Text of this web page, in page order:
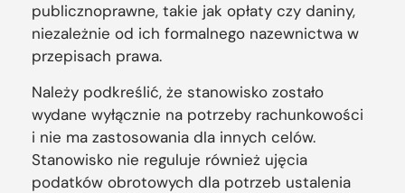
publicznoprawne, takie jak opłaty czy daniny,
niezależnie od ich formalnego nazewnictwa w
przepisach prawa.
Należy podkreślić, że stanowisko zostało
wydane wyłącznie na potrzeby rachunkowości
i nie ma zastosowania dla innych celów.
Stanowisko nie reguluje również ujęcia
podatków obrotowych dla potrzeb ustalenia